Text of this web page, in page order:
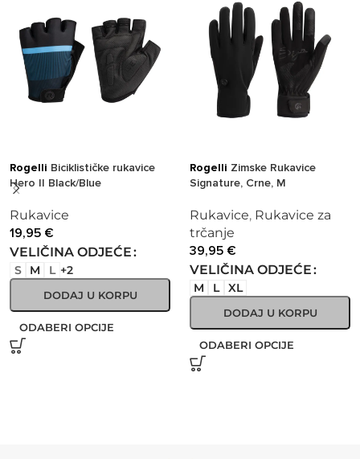
Rogelli Biciklističke rukavice
Hero II Black/Blue
Rukavice
19,95 €
VELIČINA ODJEĆE
S M L +2
DODAJ U KORPU
ODABERI OPCIJE
Rogelli Zimske Rukavice
Signature, Crne, M
Rukavice, Rukavice za
trčanje
39,95 €
VELIČINA ODJEĆE
M L XL
DODAJ U KORPU
ODABERI OPCIJE